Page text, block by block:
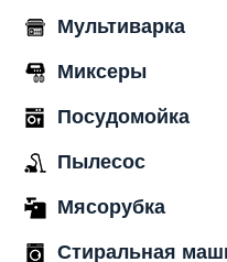
Мультиварка
Миксеры
Посудомойка
Пылесос
Мясорубка
Стиральная